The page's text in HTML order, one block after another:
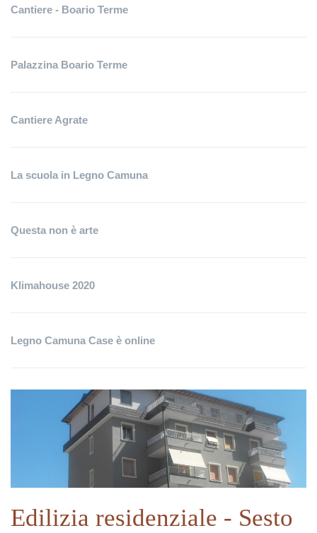
Cantiere - Boario Terme
Palazzina Boario Terme
Cantiere Agrate
La scuola in Legno Camuna
Questa non è arte
Klimahouse 2020
Legno Camuna Case è online
Edilizia residenziale - Sesto